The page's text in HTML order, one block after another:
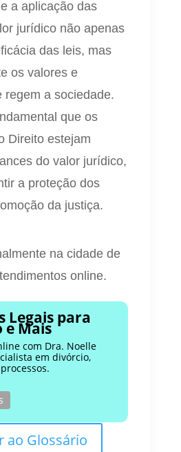
a aplicação das
jurídico não apenas
das leis, mas
os valores e
regem a sociedade.
que os
Direito estejam
do valor jurídico,
a proteção dos
da justiça.
na cidade de
online.
Legais para
e Mais
com Dra. Noelle
em divórcio,
ao Glossário